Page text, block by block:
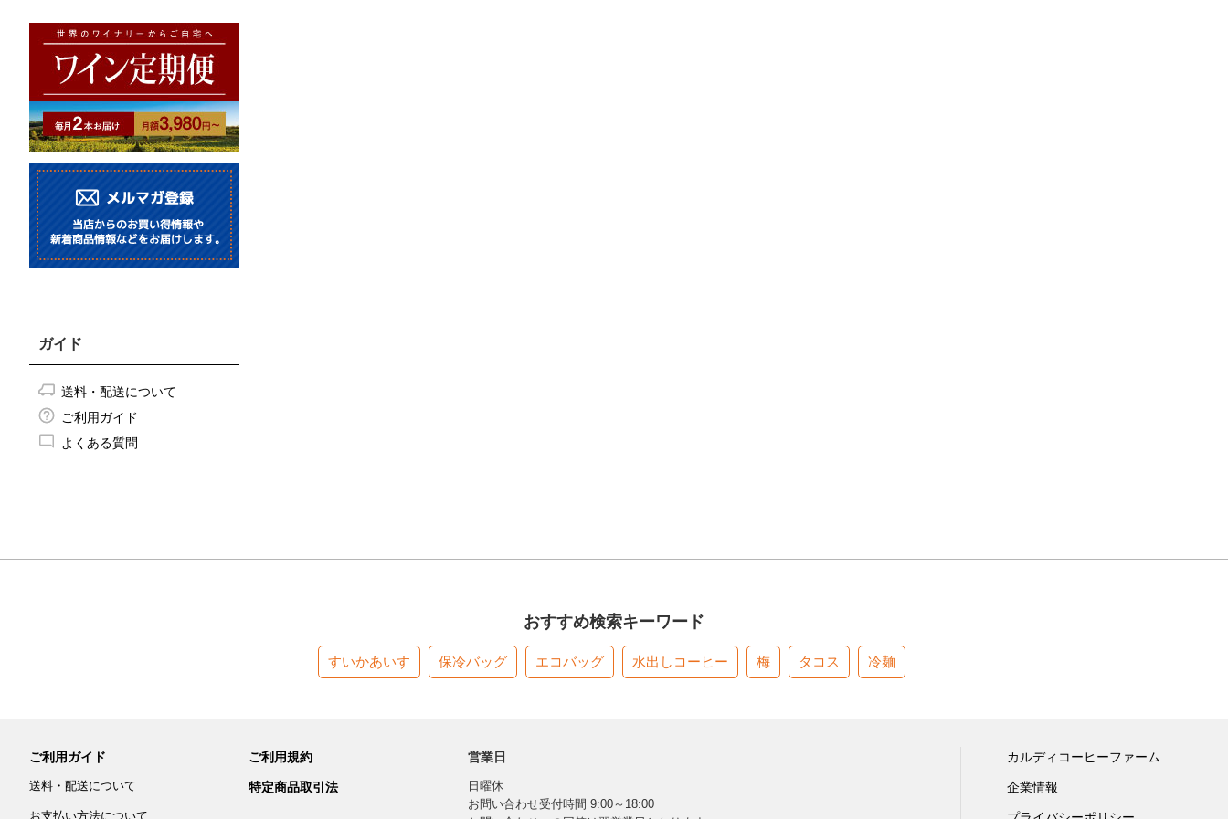
ガイド
送料・配送について
ご利用ガイド
よくある質問
おすすめ検索キーワード
すいかあいす 保冷バッグ エコバッグ 水出しコーヒー 梅 タコス 冷麺
ご利用ガイド
送料・配送について
お支払い方法について
ご利用規約
特定商品取引法
営業日
日曜休
お問い合わせ受付時間 9:00～18:00
カルディコーヒーファーム
企業情報